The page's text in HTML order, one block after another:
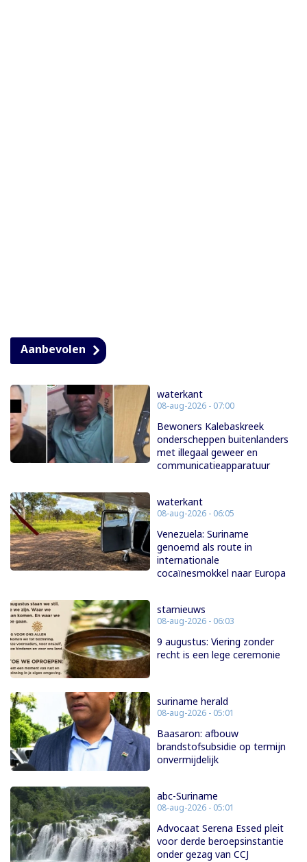
Aanbevolen
waterkant
08-aug-2026 - 07:00
Bewoners Kalebaskreek
onderscheppen buitenlanders
met illegaal geweer en
communicatieapparatuur
waterkant
08-aug-2026 - 06:05
Venezuela: Suriname
genoemd als route in
internationale
cocaïnesmokkel naar Europa
starnieuws
08-aug-2026 - 06:03
9 augustus: Viering zonder
recht is een lege ceremonie
suriname herald
08-aug-2026 - 05:01
Baasaron: afbouw
brandstofsubsidie op termijn
onvermijdelijk
abc-Suriname
08-aug-2026 - 05:01
Advocaat Serena Essed pleit
voor derde beroepsinstantie
onder gezag van CCJ